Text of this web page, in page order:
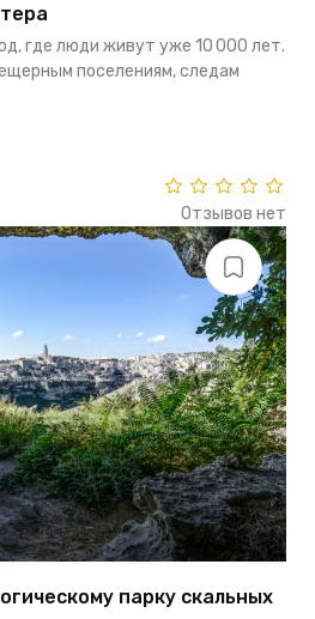
где люди живут уже 10 000 лет.
поселениям, следам
Отзывов нет
парку скальных